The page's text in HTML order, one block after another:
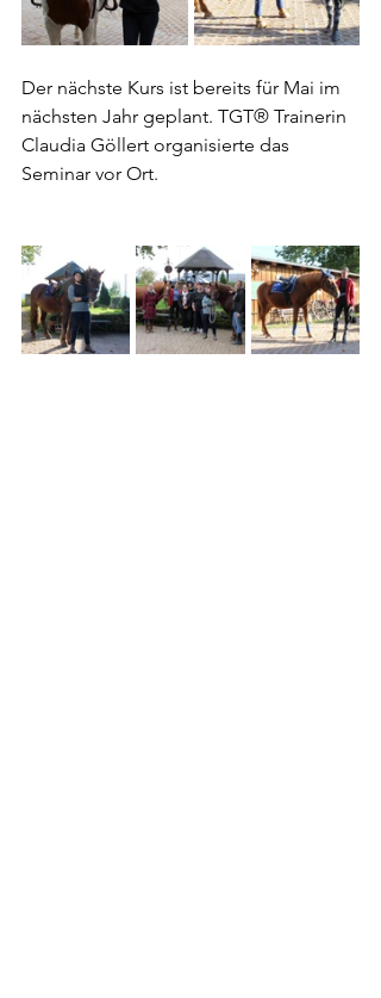
Der nächste Kurs ist bereits für Mai im
nächsten Jahr geplant. TGT® Trainerin
Claudia Göllert organisierte das
Seminar vor Ort.